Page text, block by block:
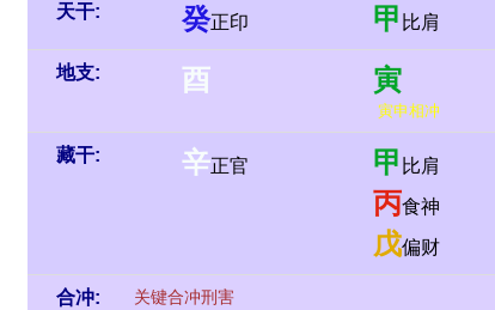
天干: 癸正印 甲 比肩
地支: 酉 寅
寅申相冲
藏干: 辛正官 甲 比肩
丙食神
戊偏财
合冲: 关键合冲刑害